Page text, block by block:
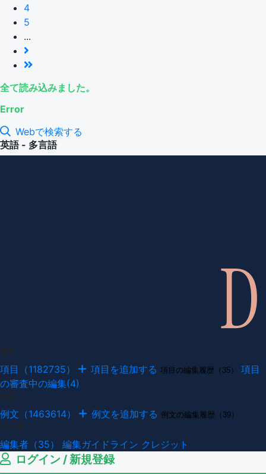
4
5
...
全て読み込みました。
Error
Webで検索する
英語 - 多言語
項目（1182735） 項目を追加する 項目の編集履歴（35）
項目
の審査中の編集(4)
例文（1463614） 例文を追加する 例文の編集履歴（39）
編集者（35） 編集ガイドライン クレジット
ログイン / 新規登録